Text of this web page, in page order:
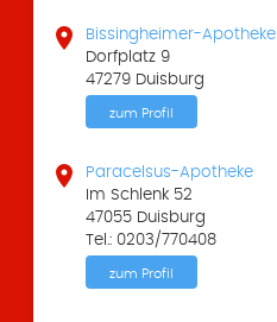

Bissingheimer-Apotheke
Dorfplatz 9
47279 Duisburg
zum Profil

Paracelsus-Apotheke
Im Schlenk 52
47055 Duisburg
Tel.: 0203/770408
zum Profil